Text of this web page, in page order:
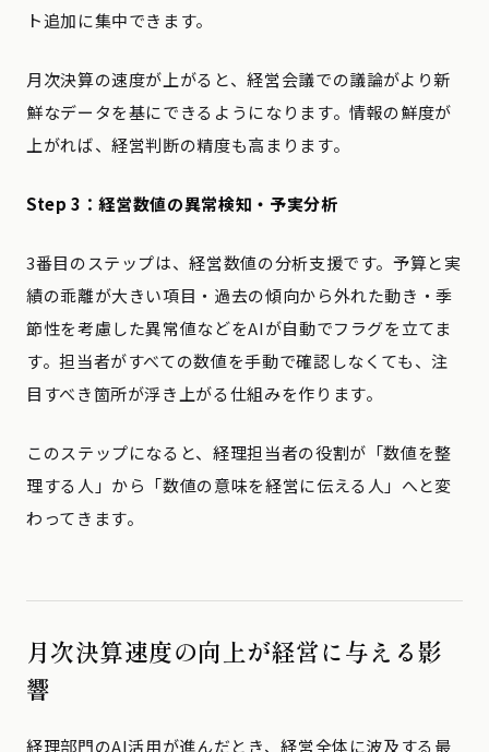
ト追加に集中できます。
月次決算の速度が上がると、経営会議での議論がより新
鮮なデータを基にできるようになります。情報の鮮度が
上がれば、経営判断の精度も高まります。
Step 3：経営数値の異常検知・予実分析
3番目のステップは、経営数値の分析支援です。予算と実
績の乖離が大きい項目・過去の傾向から外れた動き・季
節性を考慮した異常値などをAIが自動でフラグを立てま
す。担当者がすべての数値を手動で確認しなくても、注
目すべき箇所が浮き上がる仕組みを作ります。
このステップになると、経理担当者の役割が「数値を整
理する人」から「数値の意味を経営に伝える人」へと変
わってきます。
月次決算速度の向上が経営に与える影
響
経理部門のAI活用が進んだとき、経営全体に波及する最